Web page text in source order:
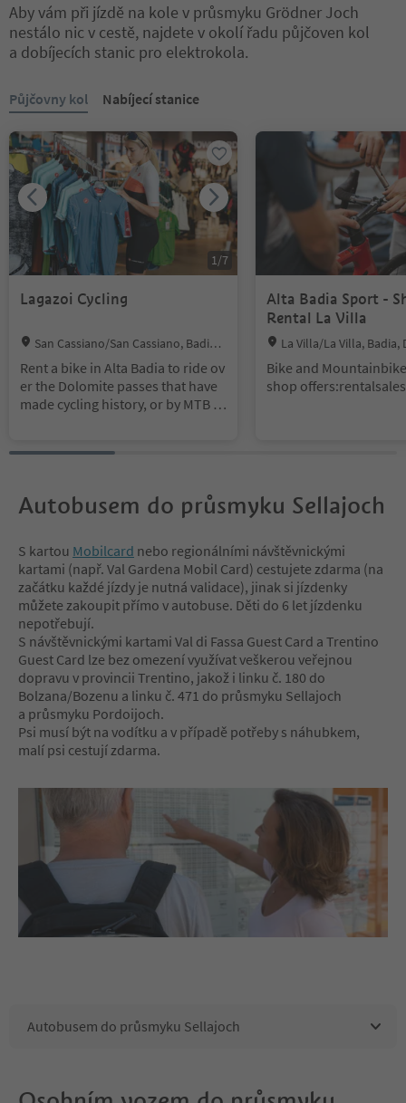
Aby vám při jízdě na kole v průsmyku Grödner Joch
nestálo nic v cestě, najdete v okolí řadu půjčoven kol
a dobíjecích stanic pro elektrokola.
Nacházíte se na tabulkovém posuvníku. Vyberte kartu pro
Půjčovny kol Nabíjecí stanice
1 /7
Lagazoi Cycling
Location:
San Cassiano/San Cassiano, Badia,
Rent a bike in Alta Badia to ride ov
er the Dolomite passes that have
made cycling history, or by MTB o
Alta Badia Sport -
Rental La Villa
Location:
La Villa/La Villa, Badia,
Bike and
shop offers:rentalsales
Autobusem do průsmyku Sellajoch
S kartou Mobilcard nebo regionálními návštěvnickými
kartami (např. Val Gardena Mobil Card) cestujete zdarma (na
začátku každé jízdy je nutná validace), jinak si jízdenky
můžete zakoupit přímo v autobuse. Děti do 6 let jízdenku
nepotřebují.
S návštěvnickými kartami Val di Fassa Guest Card a Trentino
Guest Card lze bez omezení využívat veškerou veřejnou
dopravu v provincii Trentino, jakož i linku č. 180 do
Bolzana/Bozenu a linku č. 471 do průsmyku Sellajoch
a průsmyku Pordoijoch.
Psi musí být na vodítku a v případě potřeby s náhubkem,
malí psi cestují zdarma.
Autobusem do průsmyku Sellajoch